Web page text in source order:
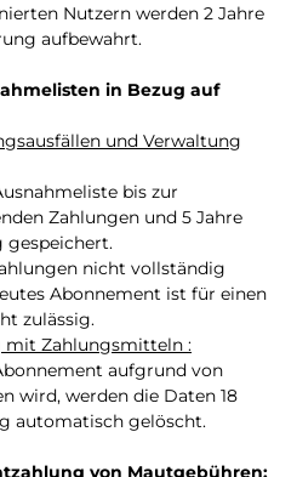
Nutzern werden 2 Jahre
aufbewahrt.
in Bezug auf
und Verwaltung
bis zur
Zahlungen und 5 Jahre
gespeichert.
nicht vollständig
Abonnement ist für einen
zulässig.
mit Zahlungsmitteln :
aufgrund von
wird, werden die Daten 18
automatisch gelöscht.
von Mautgebühren: